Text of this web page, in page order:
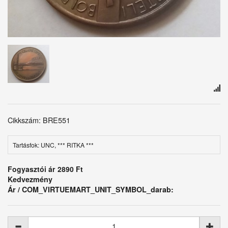
Cikkszám: BRE551
Tartásfok: UNC, *** RITKA ***
Fogyasztói ár 2890 Ft
Kedvezmény
Ár / COM_VIRTUEMART_UNIT_SYMBOL_darab: